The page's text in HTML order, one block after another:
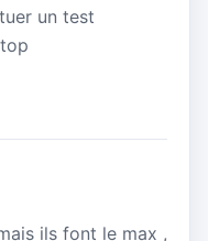
un test
ils font le max ,